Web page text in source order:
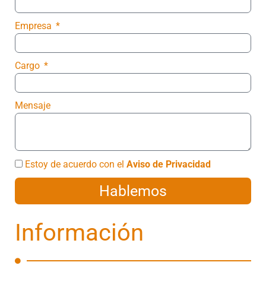
Empresa
Cargo
Mensaje
Estoy de acuerdo con el Aviso de Privacidad
Hablemos
Información